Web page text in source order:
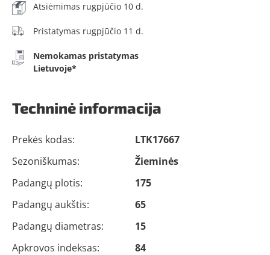
Atsiėmimas rugpjūčio 10 d.
Pristatymas rugpjūčio 11 d.
Nemokamas pristatymas
Lietuvoje*
Techninė informacija
Prekės kodas:
LTK17667
Sezoniškumas:
Žieminės
Padangų plotis:
175
Padangų aukštis:
65
Padangų diametras:
15
Apkrovos indeksas:
84